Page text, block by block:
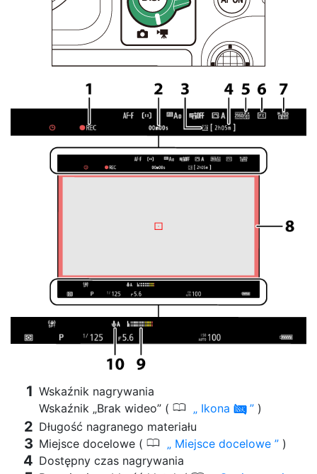
Wskaźnik nagrywania
Wskaźnik „Brak wideo” ( 0 Ikona 0
)
Długość nagranego materiału
Miejsce docelowe ( 0 Miejsce docelowe
)
Dostępny czas nagrywania